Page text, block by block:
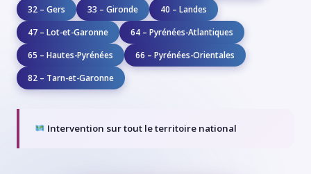
32 – Gers 33 – Gironde 40 – Landes
47 – Lot-et-Garonne 64 – Pyrénées-Atlantiques
65 – Hautes-Pyrénées 66 – Pyrénées-Orientales
82 – Tarn-et-Garonne
Intervention sur tout le territoire national